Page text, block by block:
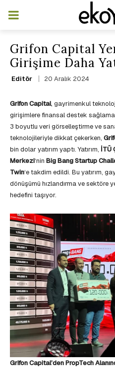
Grifon Capital
Girişime Daha
Editör 20 Aralık 2024
Grifon Capital, gayrimenkul
girişimlere finansal destek
3 boyutlu veri görselleştirme ve
teknolojileriyle dikkat çekerken,
bin dolar yatırım yaptı. Yatırım, İTÜ
Merkezi‘nin Big Bang Startup
Twin‘e takdim edildi. Bu yatırım,
dönüşümü hızlandırma ve sektöre
hedefini taşıyor.
Grifon Capital’den PropTech